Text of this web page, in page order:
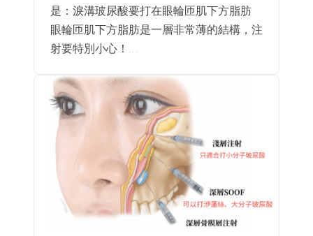
是：淚溝玻尿酸要打在眼輪匝肌下方脂肪
眼輪匝肌下方脂肪是一層非常薄的結構，注
射要特別小心！…